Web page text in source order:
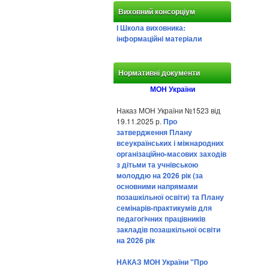
Виховний консорціум
І Школа виховника:
інформаційні матеріали
Нормативні документи
МОН України
Наказ МОН України №1523 від
19.11.2025 р. Про
затвердження Плану
всеукраїнських і міжнародних
організаційно-масових заходів
з дітьми та учнівською
молоддю на 2026 рік (за
основними напрямами
позашкільної освіти) та Плану
семінарів-практикумів для
педагогічних працівників
закладів позашкільної освіти
на 2026 рік
НАКАЗ МОН України "Про